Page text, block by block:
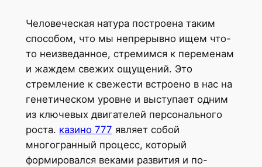
Человеческая натура построена таким
способом, что мы непрерывно ищем что-
то неизведанное, стремимся к переменам
и жаждем свежих ощущений. Это
стремление к свежести встроено в нас на
генетическом уровне и выступает одним
из ключевых двигателей персонального
роста. казино 777 являет собой
многогранный процесс, который
формировался веками развития и по-